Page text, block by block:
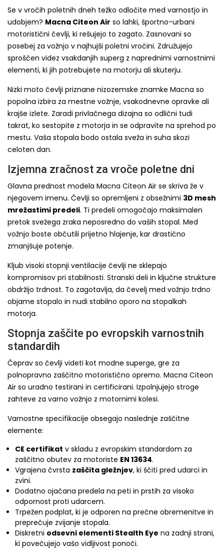
Se v vročih poletnih dneh težko odločite med varnostjo in
udobjem? Macna Citeon Air so lahki, športno-urbani
motoristični čevlji, ki rešujejo to zagato. Zasnovani so
posebej za vožnjo v najhujši poletni vročini. Združujejo
sproščen videz vsakdanjih superg z naprednimi varnostnimi
elementi, ki jih potrebujete na motorju ali skuterju.
Nizki moto čevlji priznane nizozemske znamke Macna so
popolna izbira za mestne vožnje, vsakodnevne opravke ali
krajše izlete. Zaradi privlačnega dizajna so odlični tudi
takrat, ko sestopite z motorja in se odpravite na sprehod po
mestu. Vaša stopala bodo ostala sveža in suha skozi
celoten dan.
Izjemna zračnost za vroče poletne dni
Glavna prednost modela Macna Citeon Air se skriva že v
njegovem imenu. Čevlji so opremljeni z obsežnimi 3D mesh
mrežastimi predeli. Ti predeli omogočajo maksimalen
pretok svežega zraka neposredno do vaših stopal. Med
vožnjo boste občutili prijetno hlajenje, kar drastično
zmanjšuje potenje.
Kljub visoki stopnji ventilacije čevlji ne sklepajo
kompromisov pri stabilnosti. Stranski deli in ključne strukture
obdržijo trdnost. To zagotavlja, da čevelj med vožnjo trdno
objame stopalo in nudi stabilno oporo na stopalkah
motorja.
Stopnja zaščite po evropskih varnostnih
standardih
Čeprav so čevlji videti kot modne superge, gre za
polnopravno zaščitno motoristično opremo. Macna Citeon
Air so uradno testirani in certificirani. Izpolnjujejo stroge
zahteve za varno vožnjo z motornimi kolesi.
Varnostne specifikacije obsegajo naslednje zaščitne
elemente:
CE certifikat v skladu z evropskim standardom za
zaščitno obutev za motoriste EN 13634.
Vgrajena čvrsta zaščita gležnjev, ki ščiti pred udarci in
zvini.
Dodatno ojačana predela na peti in prstih za visoko
odpornost proti udarcem.
Trpežen podplat, ki je odporen na prečne obremenitve in
preprečuje zvijanje stopala.
Diskretni odsevni elementi Stealth Eye na zadnji strani,
ki povečujejo vašo vidljivost ponoči.